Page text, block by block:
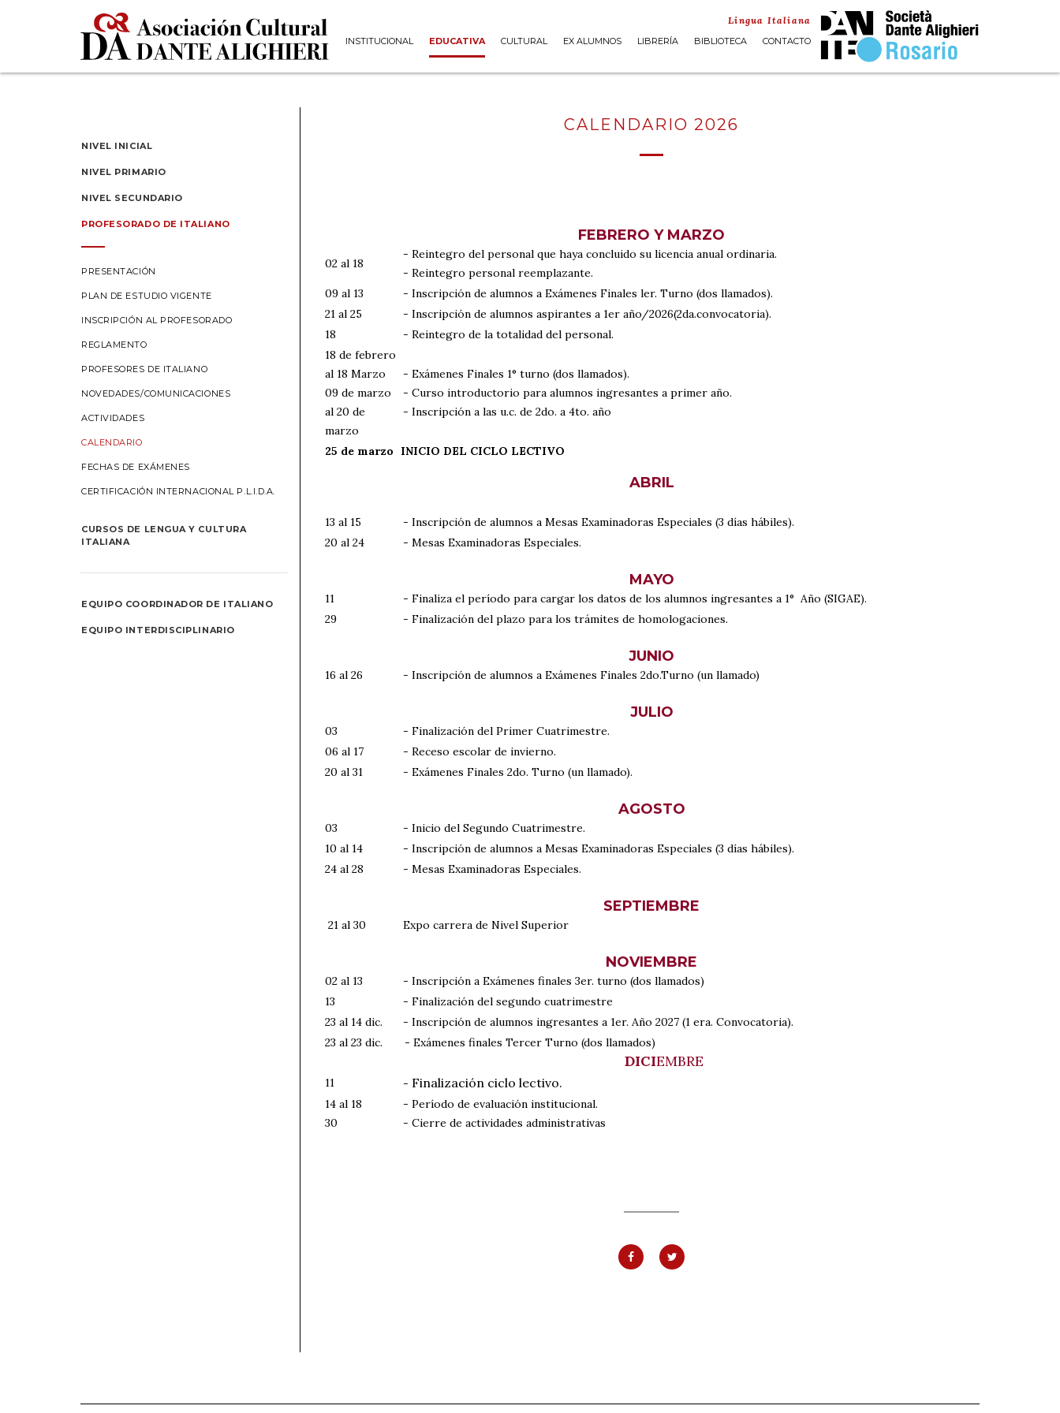
Lingua Italiana
INSTITUCIONAL EDUCATIVA CULTURAL EX ALUMNOS LIBRERÍA BIBLIOTECA CONTACTO
NIVEL INICIAL
NIVEL PRIMARIO
NIVEL SECUNDARIO
PROFESORADO DE ITALIANO
PRESENTACIÓN
PLAN DE ESTUDIO VIGENTE
INSCRIPCIÓN AL PROFESORADO
REGLAMENTO
PROFESORES DE ITALIANO
NOVEDADES/COMUNICACIONES
ACTIVIDADES
CALENDARIO
FECHAS DE EXÁMENES
CERTIFICACIÓN INTERNACIONAL P.L.I.D.A.
CURSOS DE LENGUA Y CULTURA
ITALIANA
EQUIPO COORDINADOR DE ITALIANO
EQUIPO INTERDISCIPLINARIO
CALENDARIO 2026
FEBRERO Y MARZO
02 al 18
- Reintegro del personal que haya concluido su licencia anual ordinaria.
- Reintegro personal reemplazante.
09 al 13
- Inscripción de alumnos a Exámenes Finales ler. Turno (dos llamados).
21 al 25
- Inscripción de alumnos aspirantes a 1er año/2026(2da.convocatoria).
18
- Reintegro de la totalidad del personal.
18 de febrero
al 18 Marzo
09 de marzo
al 20 de
marzo
- Exámenes Finales 1° turno (dos llamados).
- Curso introductorio para alumnos ingresantes a primer año.
- Inscripción a las u.c. de 2do. a 4to. año
25 de marzo INICIO DEL CICLO LECTIVO
ABRIL
13 al 15
- Inscripción de alumnos a Mesas Examinadoras Especiales (3 días hábiles).
20 al 24
- Mesas Examinadoras Especiales.
MAYO
11
- Finaliza el período para cargar los datos de los alumnos ingresantes a 1° Año (SIGAE).
29
- Finalización del plazo para los trámites de homologaciones.
JUNIO
16 al 26 - Inscripción de alumnos a Exámenes Finales 2do.Turno (un llamado)
JULIO
03
- Finalización del Primer Cuatrimestre.
06 al 17
- Receso escolar de invierno.
20 al 31
- Exámenes Finales 2do. Turno (un llamado).
AGOSTO
03
- Inicio del Segundo Cuatrimestre.
10 al 14
- Inscripción de alumnos a Mesas Examinadoras Especiales (3 días hábiles).
24 al 28
- Mesas Examinadoras Especiales.
SEPTIEMBRE
21 al 30 Expo carrera de Nivel Superior
NOVIEMBRE
02 al 13
- Inscripción a Exámenes finales 3er. turno (dos llamados)
13
- Finalización del segundo cuatrimestre
23 al 14 dic.
- Inscripción de alumnos ingresantes a 1er. Año 2027 (1 era. Convocatoria).
23 al 23 dic. - Exámenes finales Tercer Turno (dos llamados)
DICIEMBRE
11 - Finalización ciclo lectivo.
14 al 18
30
- Período de evaluación institucional.
- Cierre de actividades administrativas